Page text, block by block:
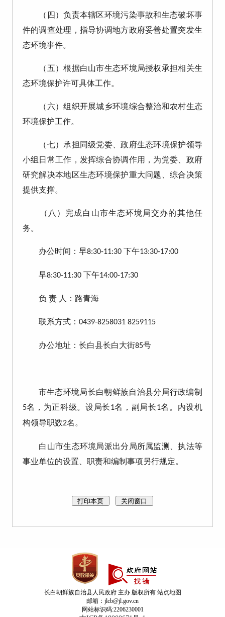
（四）负责本辖区环境污染事故和生态破坏事
件的调查处理，指导协调地方政府妥善处置突发生
态环境事件。
（五）根据白山市生态环境局授权承担相关生
态环境保护许可具体工作。
（六）组织开展城乡环境综合整治和农村生态
环境保护工作。
（七）承担同级党委、政府生态环境保护领导
小组日常工作，发挥综合协调作用，为党委、政府
研究解决本地区生态环境保护重大问题、综合决策
提供支撑。
（八）完成白山市生态环境局交办的其他任
务。
办公时间：早8:30-11:30 下午13:30-17:00
早8:30-11:30 下午14:00-17:30
负 责 人：路青海
联系方式： 0439-8258031 8259115
办公地址：长白县长白大街85号
市生态环境局长白朝鲜族自治县分局行政编制
5名，为正科级。设局长1名，副局长1名。内设机
构领导职数2名。
白山市生态环境局派出分局所属监测、执法等
事业单位的设置、职责和编制事项另行规定。